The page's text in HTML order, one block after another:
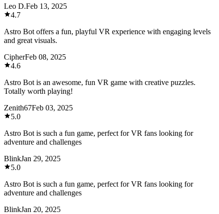
Leo D.Feb 13, 2025
4.7
Astro Bot offers a fun, playful VR experience with engaging levels
and great visuals.
CipherFeb 08, 2025
4.6
Astro Bot is an awesome, fun VR game with creative puzzles.
Totally worth playing!
Zenith67Feb 03, 2025
5.0
Astro Bot is such a fun game, perfect for VR fans looking for
adventure and challenges
BlinkJan 29, 2025
5.0
Astro Bot is such a fun game, perfect for VR fans looking for
adventure and challenges
BlinkJan 20, 2025